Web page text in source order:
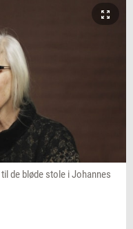
de bløde stole i Johannes